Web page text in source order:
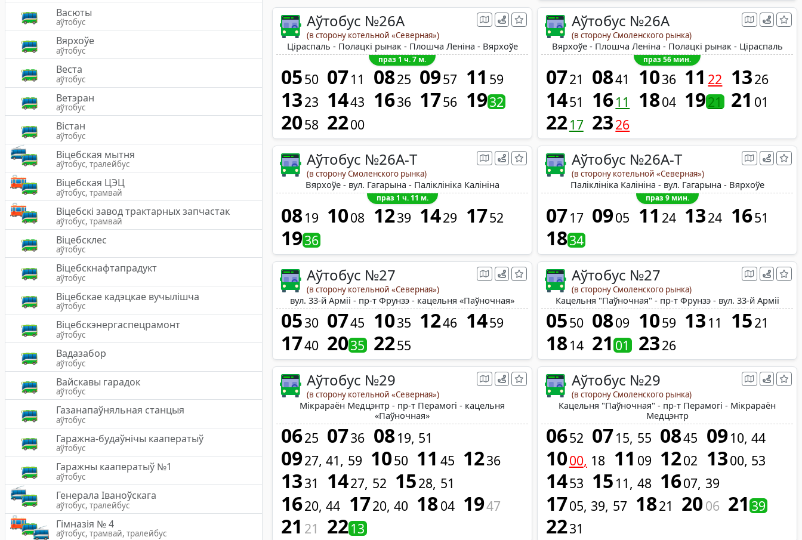
Васюты
аўтобус
Вярхоўе
аўтобус
Веста
аўтобус
Ветэран
аўтобус
Вістан
аўтобус
Вiцебская мытня
аўтобус, тралейбус
Віцебская ЦЭЦ
аўтобус, трамвай
Віцебскі завод трактарных запчастак
аўтобус, трамвай
Віцебсклес
аўтобус
Віцебскнафтапрадукт
аўтобус
Віцебскае кадэцкае вучылішча
аўтобус
Віцебскэнергаспецрамонт
аўтобус
Вадазабор
аўтобус
Вайскавы гарадок
аўтобус
Газанапаўняльная станцыя
аўтобус
Гаражна-будаўнічы кааператыў
аўтобус
Гаражны кааператыў №1
аўтобус
Генерала Іваноўскага
аўтобус, тралейбус
Гімназія № 4
аўтобус, трамвай, тралейбус
Аўтобус №26A
(в сторону котельной «Северная»)
Ціраспаль - Полацкі рынак - Плошча Леніна - Вярхоўе
праз 1 ч. 7 м.
0550 0711 0825 0957 11 59
1323 1443 1636 1756 1932
2058 2200
Аўтобус №26A
(в сторону Смоленского рынка)
Вярхоўе - Плошча Леніна - Полацкі рынак - Ціраспаль
праз 56 мин.
0721 0841 1036 11 22 1326
1451 1611 1804 1921 21 01
2217 2326
Аўтобус №26A-Т
(в сторону Смоленского рынка)
Вярхоўе - вул. Гагарына - Паліклініка Калініна
праз 1 ч. 11 м.
0819 1008 1239 1429 1752
1936
Аўтобус №26A-Т
(в сторону котельной «Северная»)
Паліклініка Калініна - вул. Гагарына - Вярхоўе
праз 9 мин.
0717 0905 11 24 1324 1651
1834
Аўтобус №27
(в сторону котельной «Северная»)
вул. 33-й Арміі - пр-т Фрунзэ - кацельня «Паўночная»
0530 0745 1035 1246 1459
1740 2035 2255
Аўтобус №27
(в сторону Смоленского рынка)
Кацельня "Паўночная" - пр-т Фрунзэ - вул. 33-й Арміі
0550 0809 1059 13 11 1521
1814 2101 2326
Аўтобус №29
(в сторону котельной «Северная»)
Мікрараён Медцэнтр - пр-т Перамогі - кацельня
«Паўночная»
0625 0736 0819 51
0927 41 59 1050 11 45 1236
1331 1427 52 1528 51
1620 44 1720 40 1804 1947
21 21 2213
Аўтобус №29
(в сторону Смоленского рынка)
Кацельня "Паўночная" - пр-т Перамогі - Мікрараён
Медцэнтр
0652 0715 55 0845 0910 44
1000 18 11 09 1202 1300 53
1453 15 11 48 1607 39
1705 39 57 1821 2006 2139
2231